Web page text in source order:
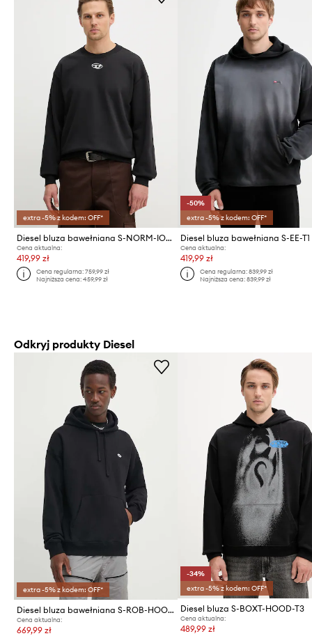
extra -5% z kodem: OFF*
Diesel bluza bawełniana S-NORM-IOD
Cena aktualna:
419,99 zł
Cena regularna:759,99 zł
Najniższa cena:459,99 zł
-50%
extra -5% z kodem: OFF*
Diesel bluza bawełniana S-EE-T1
Cena aktualna:
419,99 zł
Cena regularna: 839,99 zł
Najniższa cena: 839,99 zł
Odkryj produkty Diesel
extra -5% z kodem: OFF*
Diesel bluza bawełniana S-ROB-HOOD-DOVAL-PJ
Cena aktualna:
669,99 zł
-34%
extra -5% z kodem: OFF*
Diesel bluza S-BOXT-HOOD-T3
Cena aktualna:
489,99 zł